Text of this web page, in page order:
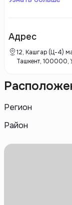
комфортные и
потребности
удобства, которые
комфортной.
Адрес
12, Кашгар (Ц-4)
Ташкент, 100000,
Регион
Район